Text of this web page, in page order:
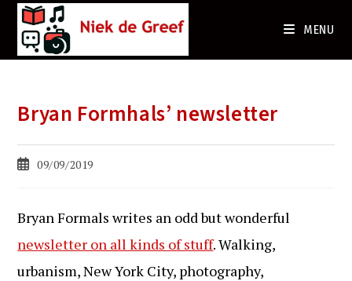
MENU
Bryan Formhals’ newsletter
Bericht09/09/2019
Bryan Formals writes an odd but wonderful
newsletter on all kinds of stuff. Walking,
urbanism, New York City, photography,